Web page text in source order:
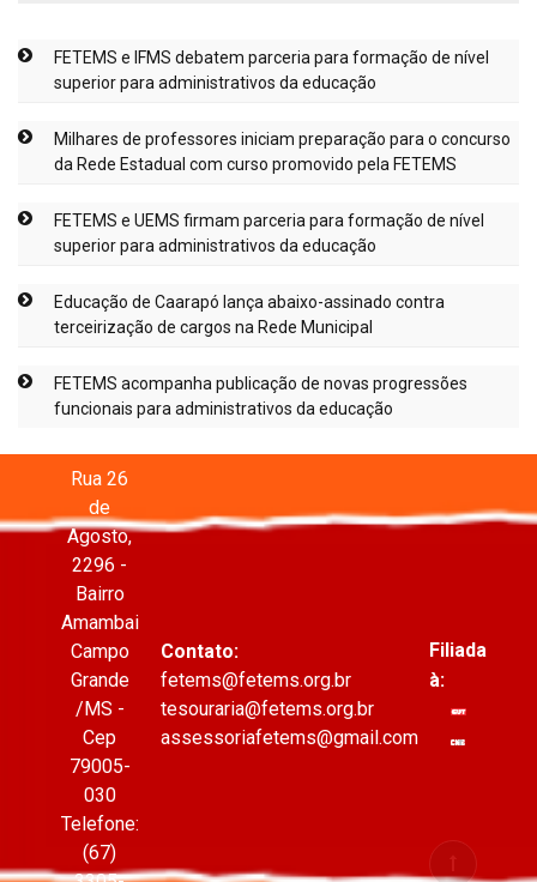
FETEMS e IFMS debatem parceria para formação de nível
superior para administrativos da educação
Milhares de professores iniciam preparação para o concurso
da Rede Estadual com curso promovido pela FETEMS
FETEMS e UEMS firmam parceria para formação de nível
superior para administrativos da educação
Educação de Caarapó lança abaixo-assinado contra
terceirização de cargos na Rede Municipal
FETEMS acompanha publicação de novas progressões
funcionais para administrativos da educação
Rua 26
de
Agosto,
2296 -
Bairro
Amambai
Campo
Grande
/MS -
Cep
79005-
030
Telefone:
(67)
Contato:
fetems@fetems.org.br
tesouraria@fetems.org.br
assessoriafetems@gmail.com
Filiada
à: